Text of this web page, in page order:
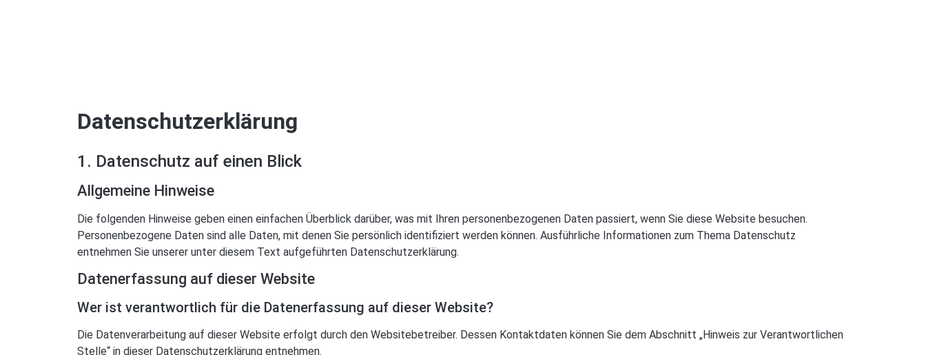
Datenschutzerklärung
1. Datenschutz auf einen Blick
Allgemeine Hinweise
Die folgenden Hinweise geben einen einfachen Überblick darüber, was mit Ihren personenbezogenen Daten passiert, wenn Sie diese Website besuchen.
Personenbezogene Daten sind alle Daten, mit denen Sie persönlich identifiziert werden können. Ausführliche Informationen zum Thema Datenschutz
entnehmen Sie unserer unter diesem Text aufgeführten Datenschutzerklärung.
Datenerfassung auf dieser Website
Wer ist verantwortlich für die Datenerfassung auf dieser Website?
Die Datenverarbeitung auf dieser Website erfolgt durch den Websitebetreiber. Dessen Kontaktdaten können Sie dem Abschnitt „Hinweis zur Verantwortlichen
Stelle“ in dieser Datenschutzerklärung entnehmen.